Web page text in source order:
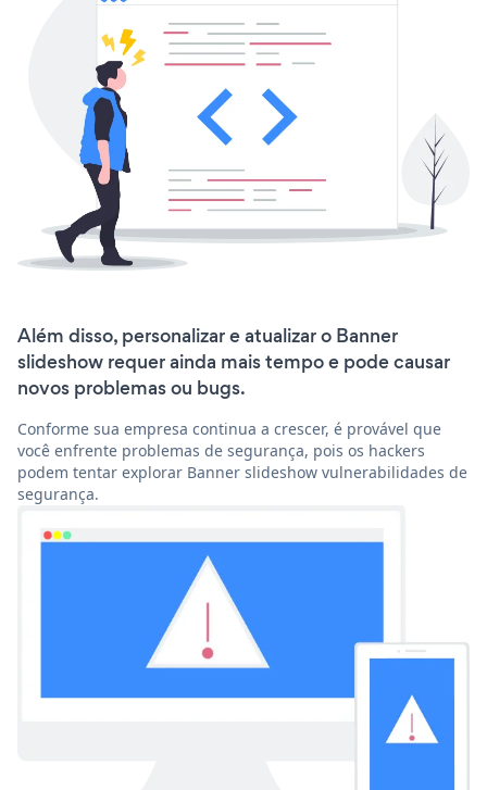
Além disso, personalizar e atualizar o Banner
slideshow requer ainda mais tempo e pode causar
novos problemas ou bugs.
Conforme sua empresa continua a crescer, é provável que
você enfrente problemas de segurança, pois os hackers
podem tentar explorar Banner slideshow vulnerabilidades de
segurança.